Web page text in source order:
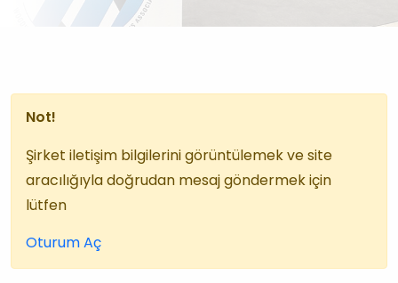
Not!
Şirket iletişim bilgilerini görüntülemek ve site
aracılığıyla doğrudan mesaj göndermek için
lütfen
Oturum Aç